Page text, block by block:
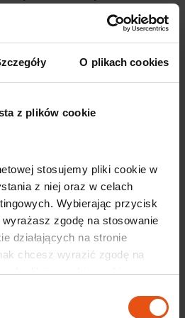
O plikach cookies
z plików cookie
stosujemy pliki cookie w
z niej oraz w celach
Wybierając przycisk
zgodę na stosowanie
działających na stronie
chcesz wyrazić zgodę na
plików cookie, wybierz
o przetwarzaniu Twoich danych
Kwiatkowski, Bank
– wsparcie ze środków
przy kawie